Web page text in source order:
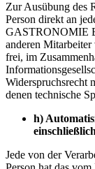
Zur Ausübung des
Person direkt an
GASTRONOMIE
anderen Mitarbeiter
frei, im
Widerspruchsrecht
denen technische
h)
Jede von der